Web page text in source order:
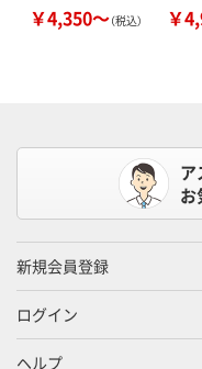
￥4,350～（税込） ￥
ア
お
新規会員登録
ログイン
ヘルプ